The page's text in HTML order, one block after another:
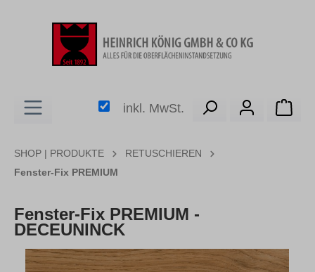
inkl. MwSt.
SHOP | PRODUKTE
RETUSCHIEREN
Fenster-Fix PREMIUM
Fenster-Fix PREMIUM -
DECEUNINCK
Bildergalerie überspringen